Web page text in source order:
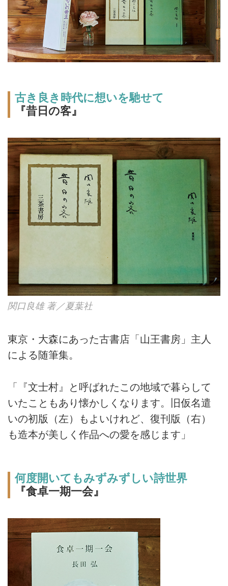
古き良き時代に想いを馳せて
『昔日の客』
関口良雄 著／夏葉社
東京・大森にあった古書店「山王書房」主人
による随筆集。
「『文士村』と呼ばれたこの地域で暮らして
いたこともあり懐かしくなります。旧仮名遣
いの初版（左）もよいけれど、復刊版（右）
も造本が美しく作品への愛を感じます」
何度開いてもみずみずしい詩世界
『食卓一期一会』